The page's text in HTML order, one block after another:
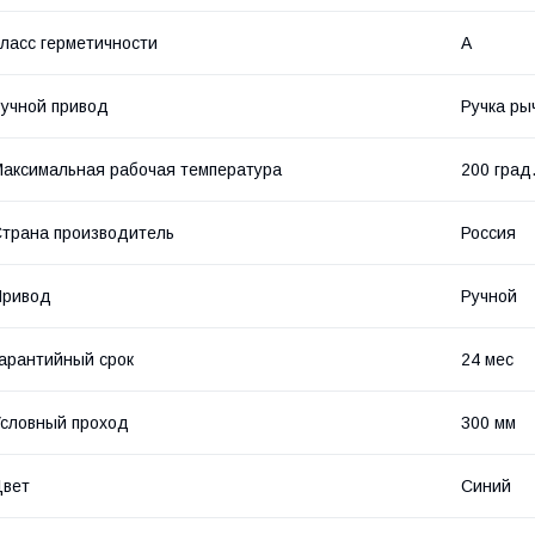
герметичности А
привод Ручка
рабочая температура 200 град.
производитель Россия
Ручной
срок 24 мес
проход 300 мм
Синий